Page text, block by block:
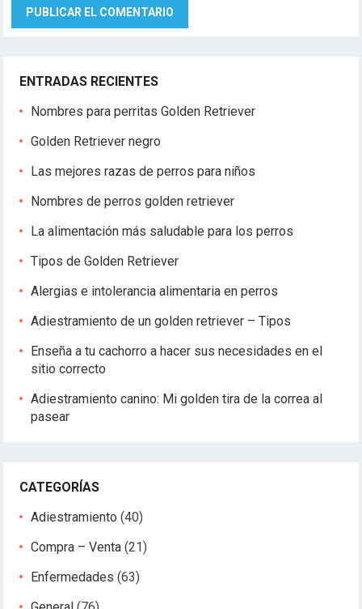
ENTRADAS RECIENTES
Nombres para perritas Golden Retriever
Golden Retriever negro
Las mejores razas de perros para niños
Nombres de perros golden retriever
La alimentación más saludable para los perros
Tipos de Golden Retriever
Alergias e intolerancia alimentaria en perros
Adiestramiento de un golden retriever – Tipos
Enseña a tu cachorro a hacer sus necesidades en el
sitio correcto
Adiestramiento canino: Mi golden tira de la correa al
pasear
CATEGORÍAS
Adiestramiento (40)
Compra – Venta (21)
Enfermedades (63)